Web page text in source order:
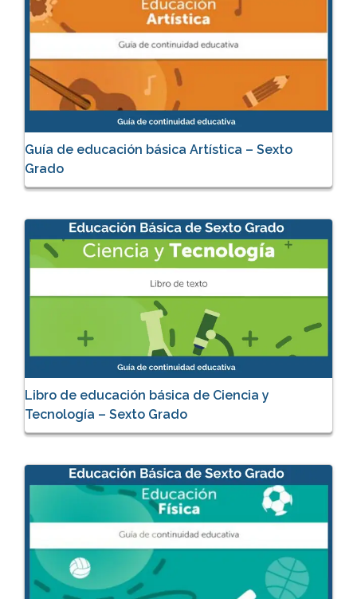
Guía de educación básica Artística – Sexto
Grado
Libro de educación básica de Ciencia y
Tecnología – Sexto Grado